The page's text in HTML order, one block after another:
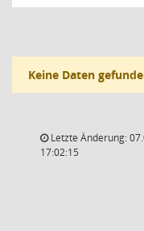
Keine Daten
Letzte Änderung:
17:02:15